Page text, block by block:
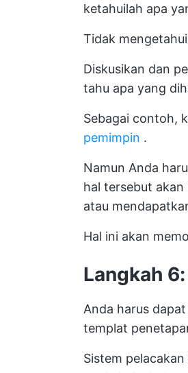
ketahuilah apa
Tidak mengetahui
Diskusikan dan
tahu apa yang
Sebagai contoh,
pemimpin .
Namun Anda
hal tersebut
atau
Hal ini akan
Langkah
Anda harus
templat
Sistem